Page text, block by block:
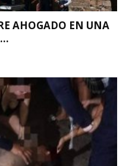
AHOGADO EN UNA